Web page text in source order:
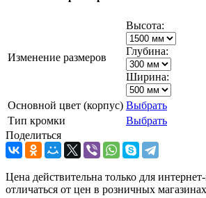
Изменение размеров
Высота:
Глубина:
Ширина:
Основной цвет (корпус) Выбрать
Тип кромки
Выбрать
Поделиться
Цена действительна только для
отличаться от цен в розничных магазинах